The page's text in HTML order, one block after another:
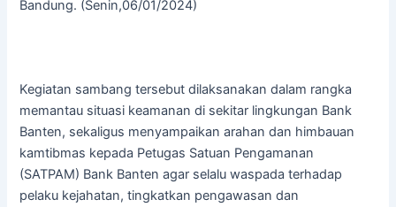
Bandung. (Senin,06/01/2024)
Kegiatan sambang tersebut dilaksanakan dalam rangka
memantau situasi keamanan di sekitar lingkungan Bank
Banten, sekaligus menyampaikan arahan dan himbauan
kamtibmas kepada Petugas Satuan Pengamanan
(SATPAM) Bank Banten agar selalu waspada terhadap
pelaku kejahatan, tingkatkan pengawasan dan